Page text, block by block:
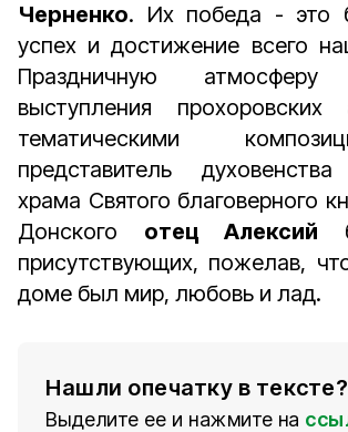
Черненко. Их победа - это
успех и достижение всего
Праздничную атмосферу
выступления
тематическими
представитель
храма Святого благоверного
Донского отец Алексий
присутствующих, пожелав,
доме был мир, любовь и лад.
Нашли опечатку в тексте?
Выделите ее и нажмите на